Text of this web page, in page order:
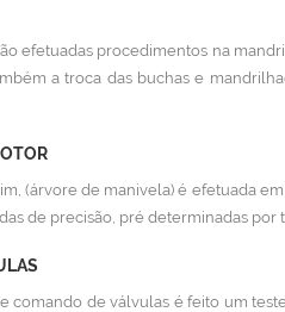
efetuadas procedimentos na
a troca das buchas e
(árvore de manivela) é efetuada
de precisão, pré determinadas por
comando de válvulas é feito um